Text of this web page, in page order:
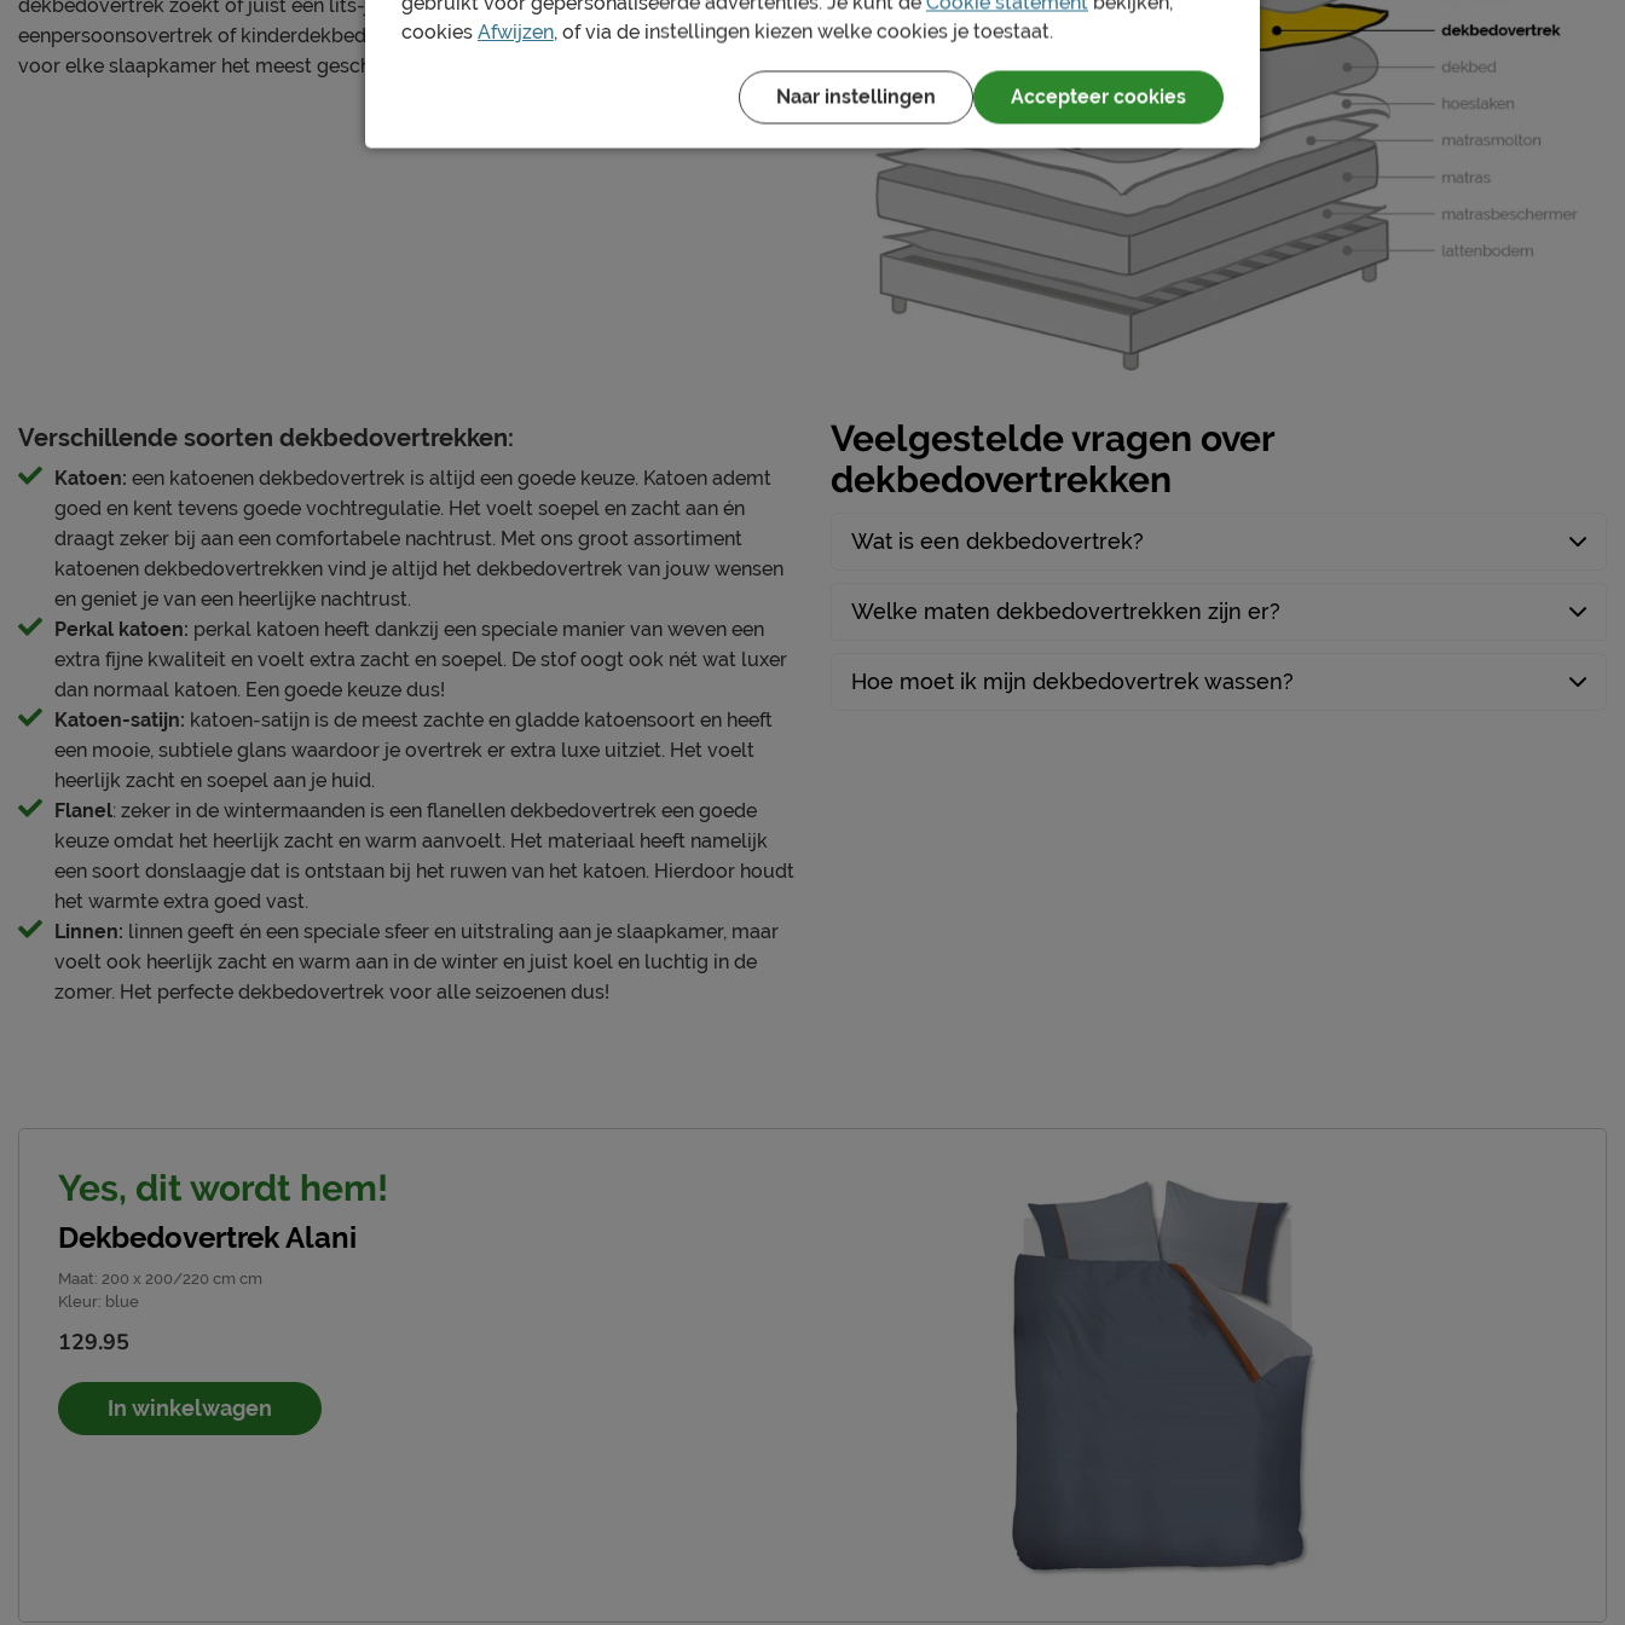
breedte. Met een totale lengte van 260 cm is het extra lang en eenvoudig onder het
matras te stoppen. Geschikt voor dekbedden van 200 cm, 210 cm en 220 cm.
Dubbelzijdig dessin met stijlvolle streepcombinatie
Garantie 2 jaar garantie
Naam
Beddinghouse B.V.
Vennestraat 8, 2161 LE, Lisse, Nederland
Emailadres
info@beddinghouse.com
dekbedovertrek zoekt of juist een lits-jumeaux. Maar ook voor een
eenpersoonsovertrek of kinderdekbedovertrek zit je bij Beter Bed goed. Wij hebben
voor elke slaapkamer het meest geschikte dekbedovertrek.
Verschillende soorten dekbedovertrekken:
Katoen: een katoenen dekbedovertrek is altijd een goede keuze. Katoen ademt
goed en kent tevens goede vochtregulatie. Het voelt soepel en zacht aan én
draagt zeker bij aan een comfortabele nachtrust. Met ons groot assortiment
katoenen dekbedovertrekken vind je altijd het dekbedovertrek van jouw wensen
en geniet je van een heerlijke nachtrust.
Perkal katoen: perkal katoen heeft dankzij een speciale manier van weven een
extra fijne kwaliteit en voelt extra zacht en soepel. De stof oogt ook nét wat luxer
dan normaal katoen. Een goede keuze dus!
Katoen-satijn: katoen-satijn is de meest zachte en gladde katoensoort en heeft
een mooie, subtiele glans waardoor je overtrek er extra luxe uitziet. Het voelt
heerlijk zacht en soepel aan je huid.
Flanel: zeker in de wintermaanden is een flanellen dekbedovertrek een goede
keuze omdat het heerlijk zacht en warm aanvoelt. Het materiaal heeft namelijk
een soort donslaagje dat is ontstaan bij het ruwen van het katoen. Hierdoor houdt
het warmte extra goed vast.
Linnen: linnen geeft én een speciale sfeer en uitstraling aan je slaapkamer, maar
voelt ook heerlijk zacht en warm aan in de winter en juist koel en luchtig in de
zomer. Het perfecte dekbedovertrek voor alle seizoenen dus!
Veelgestelde vragen over
dekbedovertrekken
Wat is een dekbedovertrek?
Welke maten dekbedovertrekken zijn er?
Hoe moet ik mijn dekbedovertrek wassen?
Yes, dit wordt hem!
Dekbedovertrek Alani
Maat: 200 x 200/220 cm cm
Kleur: blue
129.95
In winkelwagen
cookies Afwijzen, of via de instellingen kiezen welke cookies je toestaat.
Naar instellingen Accepteer cookies